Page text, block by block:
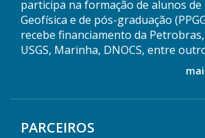
participa na formação de alunos de
Geofísica e de pós-graduação
recebe financiamento da Petrobras,
USGS, Marinha, DNOCS, entre
PARCEIROS